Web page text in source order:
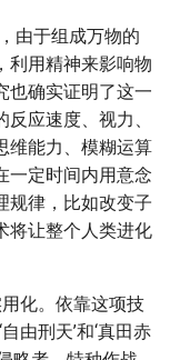
由于组成万物的
利用精神来影响物
也确实证明了这一
应速度、视力、
维能力、模糊运算
一定时间内用意念
规律，比如改变子
将让整个人类进化
化。依靠这项技
由刑天’和‘真田赤